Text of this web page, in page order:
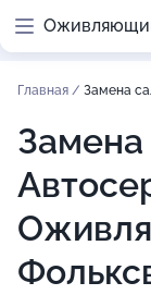
Главная / Замена
Замена